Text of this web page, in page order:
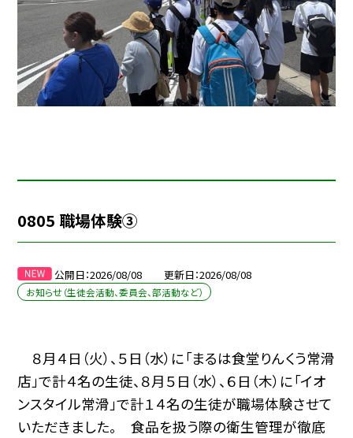
0805 職場体験③
公開日 2026/08/08 更新日 2026/08/08
お知らせ（生徒会活動、委員会、部活動など）
８月４日（火）、５日（水）に「まるは食堂りんくう常滑
店」で計４名の生徒、８月５日（水）、６日（木）に「イオ
ンスタイル常滑」で計１４名の生徒が職場体験させて
いただきました。 食品を扱う際の衛生管理が徹底